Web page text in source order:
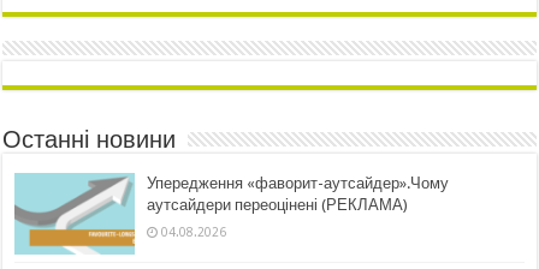
Останні новини
Упередження «фаворит-аутсайдер».Чому
аутсайдери переоцінені (РЕКЛАМА)
04.08.2026